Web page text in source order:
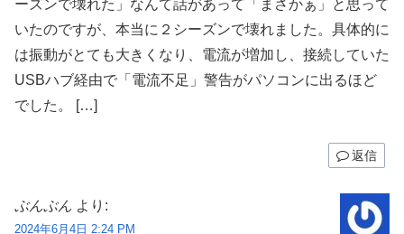
ーズンで壊れた」なんて話があって「まさかぁ」と思って
いたのですが、本当に２シーズンで壊れました。具体的に
は振動がとても大きくなり、電流が増加し、接続していた
USBハブ経由で「電流不足」警告がパソコンに出るほど
でした。 […]
返信
ぶんぶん より:
2024年6月4日 2:24 PM